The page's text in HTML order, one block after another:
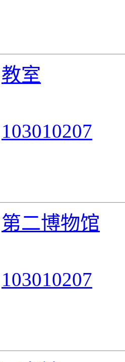
教室
103010207
第二博物馆
103010207